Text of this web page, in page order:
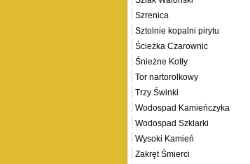
Szrenica
Sztolnie kopalni pirytu
Ścieżka Czarownic
Śnieżne Kotły
Tor nartorolkowy
Trzy Świnki
Wodospad Kamieńczyka
Wodospad Szklarki
Wysoki Kamień
Zakręt Śmierci